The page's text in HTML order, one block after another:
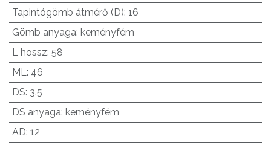
Tapintógömb átmérő (D): 16
Gömb anyaga: keményfém
L hossz: 58
ML: 46
DS: 3.5
DS anyaga: keményfém
AD: 12